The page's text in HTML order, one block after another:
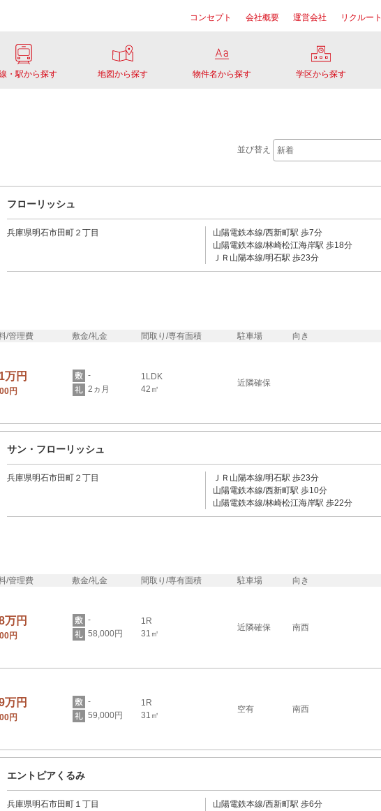
コンセプト 会社概要 運営会社 リクルート
・駅から探す 地図から探す 物件名から探す 学区から探す
並び替え
フローリッシュ
兵庫県明石市田町２丁目
山陽電鉄本線/西新町駅 歩7分
山陽電鉄本線/林崎松江海岸駅 歩18分
ＪＲ山陽本線/明石駅 歩23分
/管理費 敷金/礼金 間取り/専有面積 駐車場 向き
万円
円
-
2ヵ月
1LDK
42㎡
近隣確保
サン・フローリッシュ
兵庫県明石市田町２丁目
ＪＲ山陽本線/明石駅 歩23分
山陽電鉄本線/西新町駅 歩10分
山陽電鉄本線/林崎松江海岸駅 歩22分
/管理費 敷金/礼金 間取り/専有面積 駐車場 向き
万円
円
-
58,000円
1R
31㎡
近隣確保 南西
万円
円
-
59,000円
1R
31㎡
空有 南西
エントピアくるみ
兵庫県明石市田町１丁目
山陽電鉄本線/西新町駅 歩6分